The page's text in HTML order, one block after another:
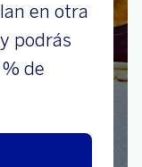
en otra
podrás
de